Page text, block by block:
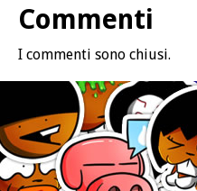
Commenti
I commenti sono chiusi.